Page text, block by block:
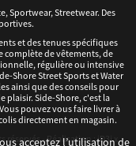
Sportwear, Streetwear. Des
et des tenues spécifiques
complète de vêtements, de
régulière ou intensive
Shore Street Sports et Water
ainsi que des conseils pour
plaisir. Side-Shore, c'est la
pouvez vous faire livrer à
directement en magasin.
réservés - Réalisation :iD3ix
acceptez l’utilisation de